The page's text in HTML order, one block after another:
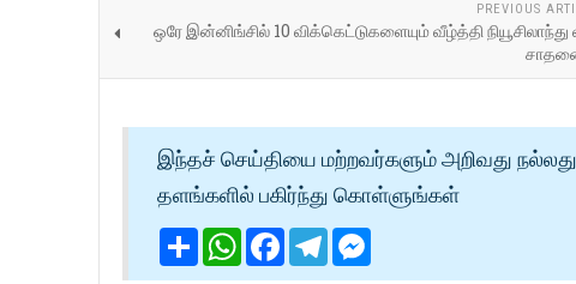
PREVIOUS
ஒரே இன்னிங்சில் 10 விக்கெட்டுகளையும் வீழ்த்தி நியூசிலாந்து
இந்தச் செய்தியை மற்றவர்களும் அறிவது
தளங்களில் பகிர்ந்து கொள்ளுங்கள்
ShareWhatsApp
Facebook
Telegram